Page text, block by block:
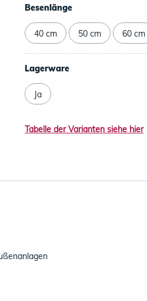
Besenlänge
40 cm 50 cm 60 cm
Lagerware
Ja
Tabelle der Varianten siehe hier